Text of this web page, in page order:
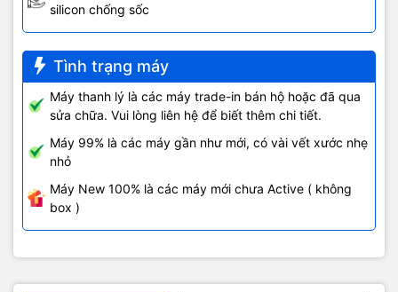
silicon chống sốc
Tình trạng máy
Máy thanh lý là các máy trade-in bán hộ hoặc đã qua
sửa chữa. Vui lòng liên hệ để biết thêm chi tiết.
Máy 99% là các máy gần như mới, có vài vết xước nhẹ
nhỏ
Máy New 100% là các máy mới chưa Active ( không
box )